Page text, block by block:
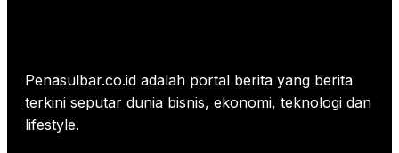
Penasulbar.co.id adalah portal berita yang berita
terkini seputar dunia bisnis, ekonomi, teknologi dan
lifestyle.